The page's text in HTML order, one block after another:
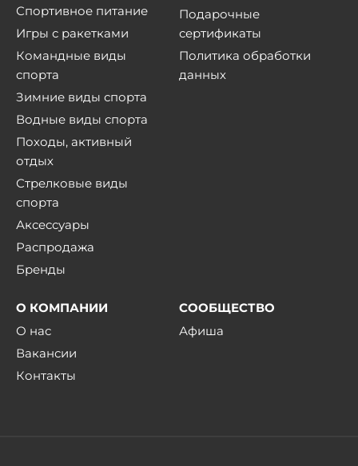
Спортивное питание
Игры с ракетками
Командные виды
спорта
Зимние виды спорта
Водные виды спорта
Походы, активный
отдых
Стрелковые виды
спорта
Аксессуары
Распродажа
Бренды
Подарочные
сертификаты
Политика обработки
данных
О КОМПАНИИ
О нас
Вакансии
Контакты
СООБЩЕСТВО
Афиша